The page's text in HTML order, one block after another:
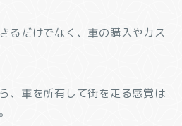
るだけでなく、車の購入やカス
、車を所有して街を走る感覚は